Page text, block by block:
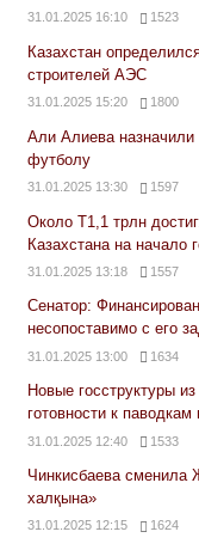
31.01.2025 16:10 1523
Казахстан
строителей АЭС
31.01.2025 15:20 1800
Али Алиева назначили
футболу
31.01.2025 13:30 1597
Около Т1,1 трлн
Казахстана на начало
31.01.2025 13:18 1557
Сенатор:
несопоставимо с его
31.01.2025 13:00 1634
Новые госструктуры
готовности к паводкам
31.01.2025 12:40 1533
Чинкисбаева сменила
халқына»
31.01.2025 12:15 1624